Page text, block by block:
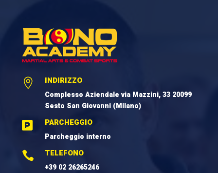
 INDIRIZZO
Complesso Aziendale via Mazzini, 33 20099
Sesto San Giovanni (Milano)
 PARCHEGGIO
Parcheggio interno
 TELEFONO
+39 02 26265246